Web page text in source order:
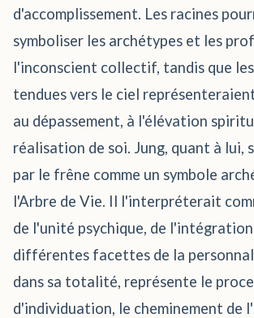
d'accomplissement. Les racines
symboliser les archétypes et les
l'inconscient collectif, tandis que
tendues vers le ciel
au dépassement, à l'élévation
réalisation de soi. Jung, quant à lui,
par le frêne comme un symbole
l'Arbre de Vie. Il l'interpréterait
de l'unité psychique, de
différentes facettes de la
dans sa totalité, représente le
d'individuation, le cheminement de